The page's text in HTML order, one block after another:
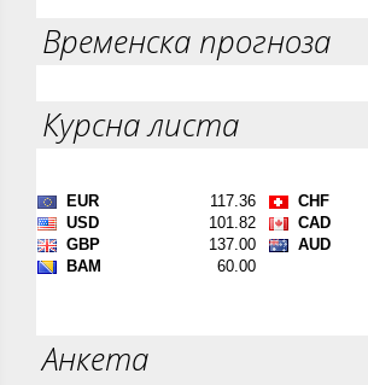
Временска прогноза
Курсна листа
Анкета